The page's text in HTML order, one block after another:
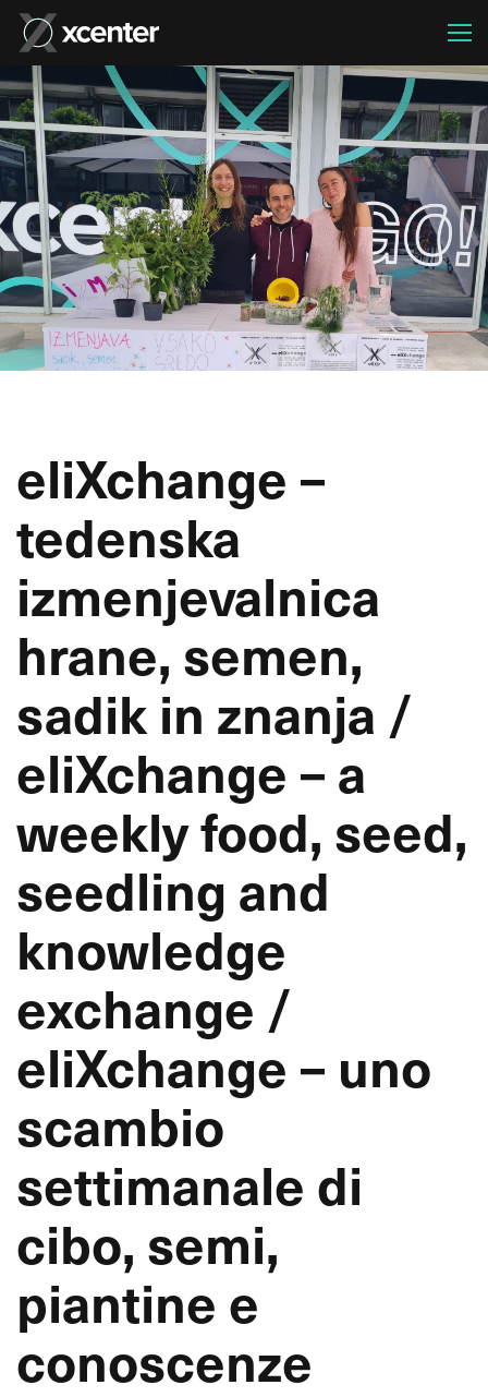
eliXchange –
tedenska
izmenjevalnica
hrane, semen,
sadik in znanja /
eliXchange – a
weekly food, seed,
seedling and
knowledge
exchange /
eliXchange – uno
scambio
settimanale di
cibo, semi,
piantine e
conoscenze